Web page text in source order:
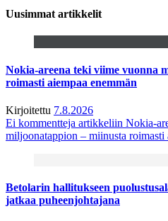
Uusimmat artikkelit
Nokia-areena teki viime vuonna
roimasti aiempaa enemmän
Kirjoitettu 7.8.2026
Ei kommentteja artikkeliin Nokia-
miljoonatappion – miinusta roimasti
Betolarin hallitukseen
jatkaa puheenjohtajana